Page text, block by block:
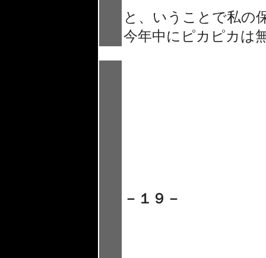
と、いうことで私の
今年中にピカピカは
－１９－